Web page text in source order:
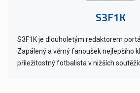
S3F1K
S3F1K je dlouholetým redaktorem
Zapálený a věrný fanoušek nejlepšího
příležitostný fotbalista v nižších